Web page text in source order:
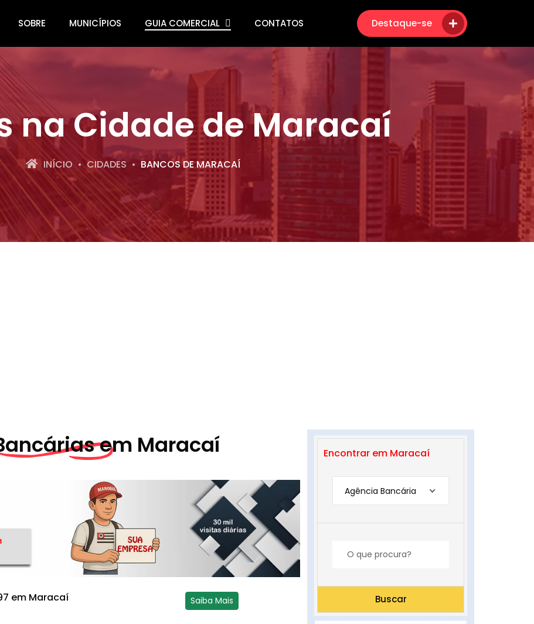
SOBRE MUNICÍPIOS GUIA COMERCIAL CONTATOS Destaque-se
na Cidade de Maracaí
INÍCIO CIDADES BANCOS DE MARACAÍ
em Maracaí
em Maracaí Saiba Mais
Encontrar em Maracaí
Agência Bancária
Buscar